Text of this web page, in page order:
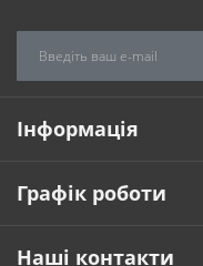
Інформація
Графік роботи
Наші контакти